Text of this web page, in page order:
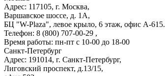
Адрес: 117105, г. Москва,
Варшавское шоссе, д. 1А,
БЦ "W-Plaza", левое крыло, 6 этаж, офис А-615.
Телефон: 8 (800) 707-00-29 ,
Время работы: пн-пт с 10-00 до 18-00
Санкт-Петербург
Адрес: 191014, г. Санкт-Петербург,
Лиговский проспект, д.13/15,